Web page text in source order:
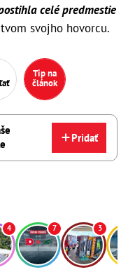
celé predmestie
svojho hovorcu.
Tip na
článok
Pridať
4 7 3